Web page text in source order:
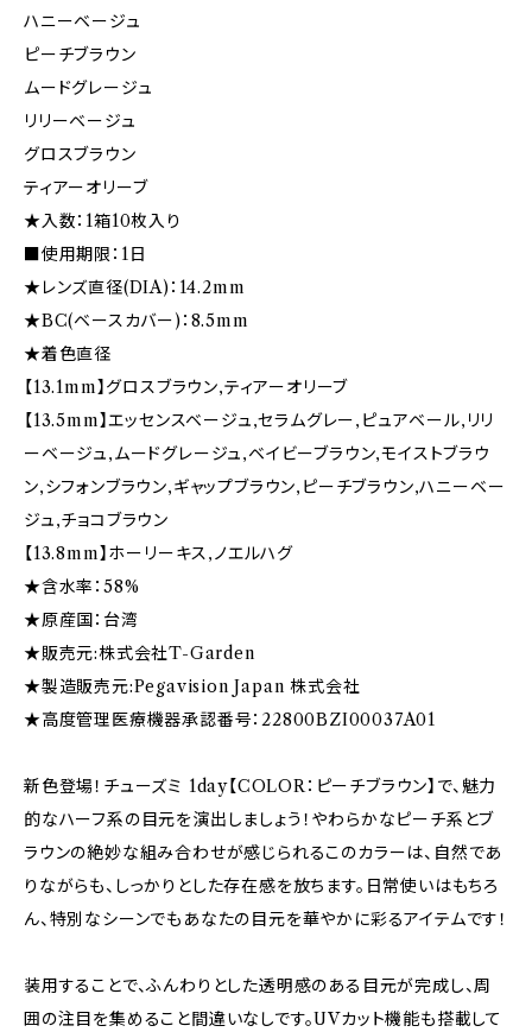
ハニーベージュ
ピーチブラウン
ムードグレージュ
リリーベージュ
グロスブラウン
ティアーオリーブ
★入数：1箱10枚入り
■使用期限：1日
★レンズ直径(DIA)：14.2mm
★BC(ベースカバー)：8.5mm
★着色直径
【13.1mm】グロスブラウン,ティアーオリーブ
【13.5mm】エッセンスベージュ,セラムグレー,ピュアベール,リリ
ーベージュ,ムードグレージュ,ベイビーブラウン,モイストブラウ
ン,シフォンブラウン,ギャップブラウン,ピーチブラウン,ハニーベー
ジュ,チョコブラウン
【13.8mm】ホーリーキス,ノエルハグ
★含水率：58%
★原産国：台湾
★販売元:株式会社T-Garden
★製造販売元:Pegavision Japan 株式会社
★高度管理医療機器承認番号：22800BZI00037A01
新色登場！チューズミ 1day【COLOR：ピーチブラウン】で、魅力
的なハーフ系の目元を演出しましょう！やわらかなピーチ系とブ
ラウンの絶妙な組み合わせが感じられるこのカラーは、自然であ
りながらも、しっかりとした存在感を放ちます。日常使いはもちろ
ん、特別なシーンでもあなたの目元を華やかに彩るアイテムです！
装用することで、ふんわりとした透明感のある目元が完成し、周
囲の注目を集めること間違いなしです。UVカット機能も搭載して